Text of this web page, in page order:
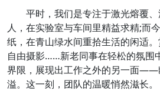
平时，我们是专注于激光熔覆、
人，在实验室与车间里精益求精;而
纸，在青山绿水间重拾生活的闲适。
自由摄影……新老同事在轻松的氛围
界限，展现出工作之外的另一面——
溢。这一刻，团队的温暖悄然滋长。